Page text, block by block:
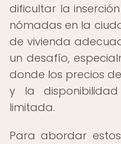
dificultar la
nómadas en la
de vivienda
un desafío,
donde los precios
y la
limitada.
Para abordar